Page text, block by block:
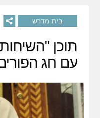
בית מדרש
תוכן
עם חג